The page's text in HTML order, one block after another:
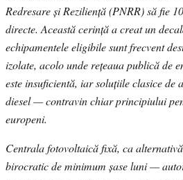
Redresare și Reziliență (PNRR) să fie
directe. Această cerință a creat un
echipamentele eligibile sunt frecvent
izolate, acolo unde rețeaua publică de
este insuficientă, iar soluțiile clasice
diesel — contravin chiar principiului
europeni.
Centrala fotovoltaică fixă, ca
birocratic de minimum șase luni —